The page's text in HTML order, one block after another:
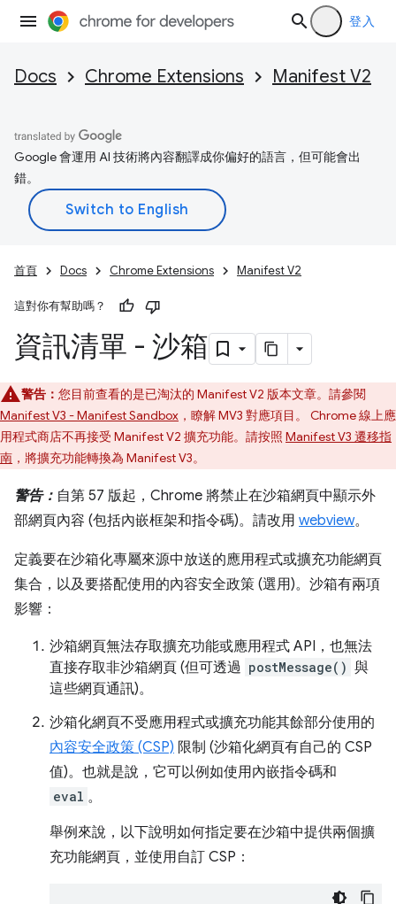
登入
Docs Chrome Extensions Manifest V2
Google 會運用 AI 技術將內容翻譯成你偏好的語言，但可能會出
錯。
首頁 Docs Chrome Extensions Manifest V2
這對你有幫助嗎？
資訊清單 - 沙箱
警告： 您目前查看的是已淘汰的 Manifest V2 版本文章。請參閱
Manifest V3 - Manifest Sandbox ，瞭解 MV3 對應項目。 Chrome 線上應
用程式商店不再接受 Manifest V2 擴充功能。請按照 Manifest V3 遷移指
南 ，將擴充功能轉換為 Manifest V3。
警告： 自第 57 版起，Chrome 將禁止在沙箱網頁中顯示外
部網頁內容 (包括內嵌框架和指令碼)。請改用 webview。
定義要在沙箱化專屬來源中放送的應用程式或擴充功能網頁
集合，以及要搭配使用的內容安全政策 (選用)。沙箱有兩項
影響：
沙箱網頁無法存取擴充功能或應用程式 API，也無法
直接存取非沙箱網頁 (但可透過 postMessage() 與
這些網頁通訊)。
沙箱化網頁不受應用程式或擴充功能其餘部分使用的
內容安全政策 (CSP) 限制 (沙箱化網頁有自己的 CSP
值)。也就是說，它可以例如使用內嵌指令碼和
eval 。
舉例來說，以下說明如何指定要在沙箱中提供兩個擴
充功能網頁，並使用自訂 CSP：